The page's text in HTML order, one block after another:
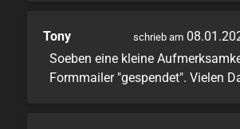
Tony schrieb am
Soeben eine kleine
Formmailer "gespendet". Vielen